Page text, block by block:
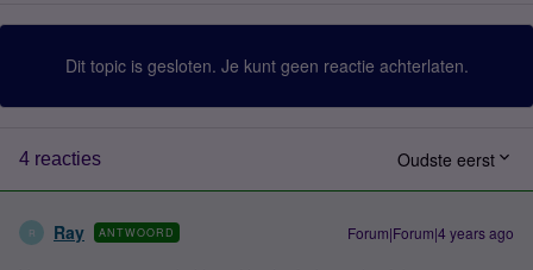
Dit topic is gesloten. Je kunt geen reactie achterlaten.
4 reacties Oudste eerst
R Ray ANTWOORD Forum|Forum|4 years ago